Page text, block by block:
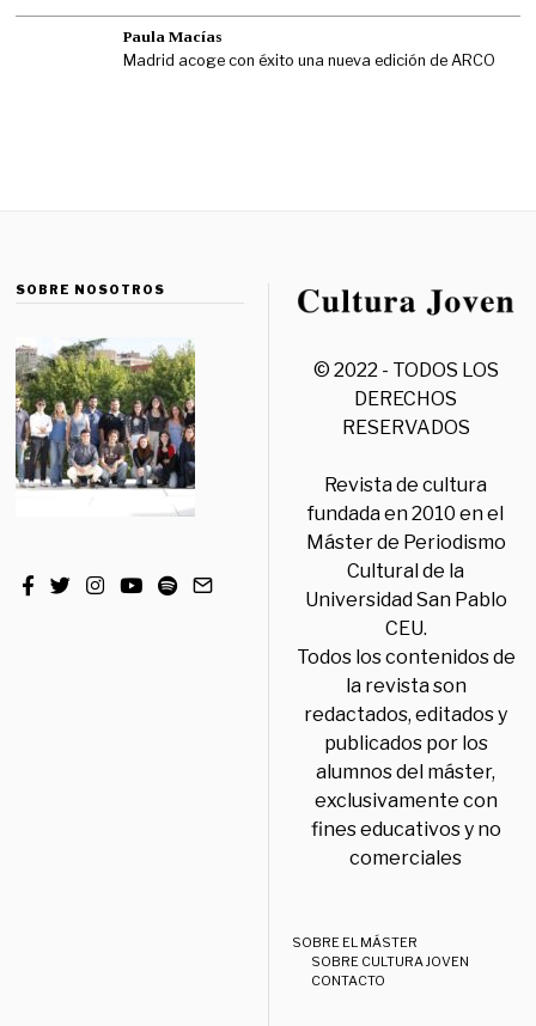
Paula Macías
Madrid acoge con éxito una nueva edición de ARCO
SOBRE NOSOTROS
© 2022 - TODOS LOS
DERECHOS
RESERVADOS
Revista de cultura
fundada en 2010 en el
Máster de Periodismo
Cultural de la
Universidad San Pablo
CEU.
Todos los contenidos de
la revista son
redactados, editados y
publicados por los
alumnos del máster,
exclusivamente con
fines educativos y no
comerciales
SOBRE EL MÁSTER
SOBRE CULTURA JOVEN
CONTACTO